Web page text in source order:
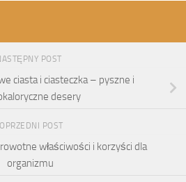
POST
ciasta i ciasteczka – pyszne i
desery
POST
właściwości i korzyści dla
organizmu